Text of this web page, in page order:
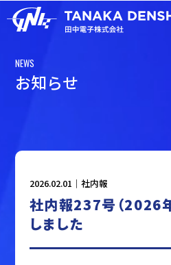
NEWS
お知らせ
2026.02.01｜ 社内報
社内報237号（2026
しました